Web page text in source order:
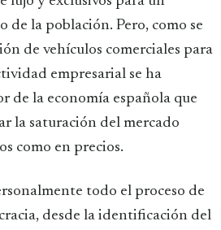
de la población. Pero, como se
de vehículos comerciales para
empresarial se ha
de la economía española que
la saturación del mercado
como en precios.
todo el proceso de
desde la identificación del